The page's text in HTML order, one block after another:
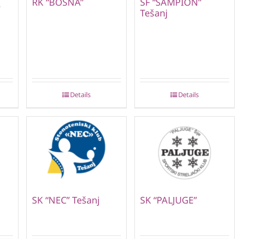
Details
Tešanj
Details
SK “NEC” Tešanj SK “PALJUGE”